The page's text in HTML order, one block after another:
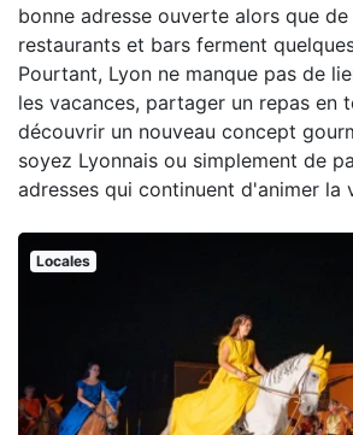
bonne adresse ouverte alors que
restaurants et bars ferment
Pourtant, Lyon ne manque pas de
les vacances, partager un repas en
découvrir un nouveau concept
soyez Lyonnais ou simplement de
adresses qui continuent d'animer la
Locales